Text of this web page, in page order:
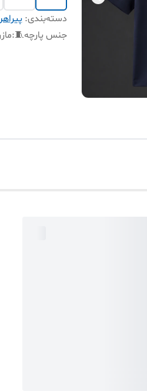
دسته‌بندی:
جنس پارچه🧵: